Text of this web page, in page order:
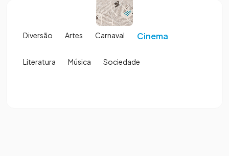
Diversão Artes Carnaval Cinema
Literatura Música Sociedade